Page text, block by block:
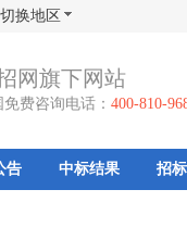
切换地区
网旗下网站
免费咨询电话： 400-810-
告 中标结果 招